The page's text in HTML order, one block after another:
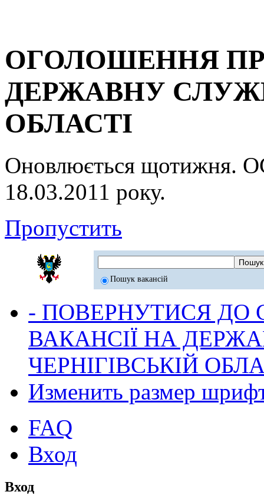
ОГОЛОШЕННЯ
ДЕРЖАВНУ
ОБЛАСТІ
Оновлюється
18.03.2011 року.
Пропустить
Пошук вакансій
- ПОВЕРНУТИСЯ ДО
ВАКАНСІЇ НА
ЧЕРНІГІВСЬКІЙ
Изменить размер
FAQ
Вход
Вход